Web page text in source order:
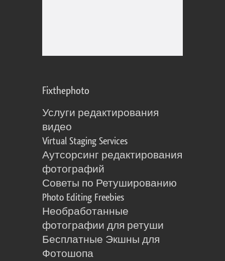
Fixthephoto
Услуги редактирования
видео
Virtual Staging Services
Аутсорсинг редактирования
фотографий
Советы по Ретушированию
Photo Editing Freebies
Необработанные
фотографии для ретуши
Бесплатные Экшны для
Фотошопа